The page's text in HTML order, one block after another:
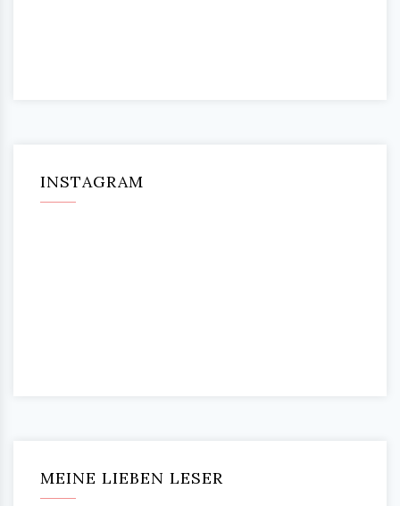
INSTAGRAM
MEINE LIEBEN LESER